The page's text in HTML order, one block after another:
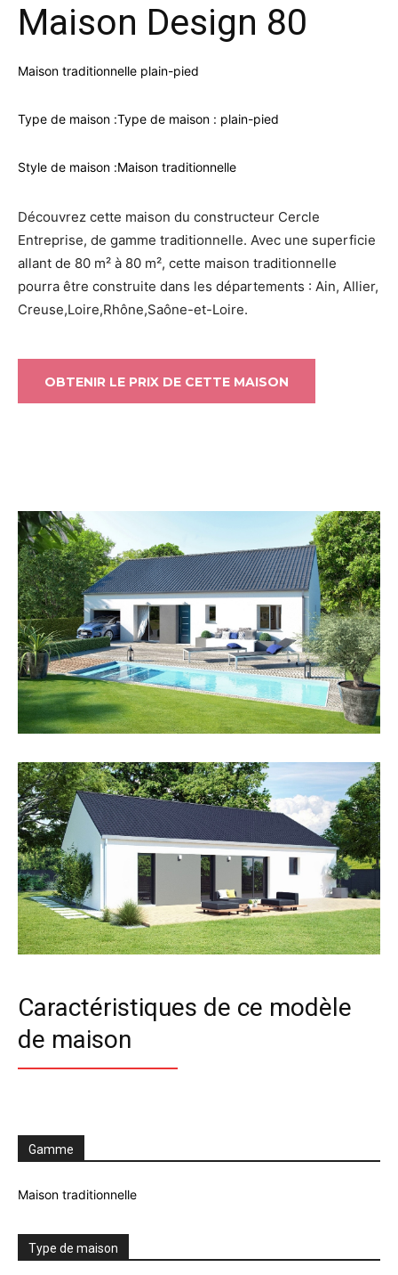
Maison Design 80
Maison traditionnelle plain-pied
Type de maison :Type de maison : plain-pied
Style de maison :Maison traditionnelle
Découvrez cette maison du constructeur Cercle
Entreprise, de gamme traditionnelle. Avec une superficie
allant de 80 m² à 80 m², cette maison traditionnelle
pourra être construite dans les départements : Ain, Allier,
Creuse,Loire,Rhône,Saône-et-Loire.
OBTENIR LE PRIX DE CETTE MAISON
Caractéristiques de ce modèle
de maison
Gamme
Maison traditionnelle
Type de maison